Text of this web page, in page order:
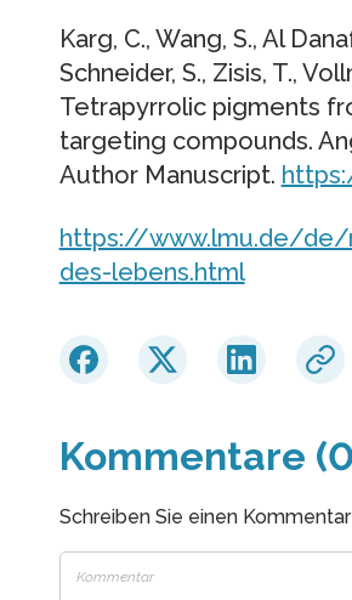
Karg, C., Wang, S., Al
Schneider, S., Zisis, T.,
Tetrapyrrolic pigments
targeting compounds.
Author Manuscript.
https://www.lmu.de/
des-lebens.html
Kommentare
Schreiben Sie einen Kommentar